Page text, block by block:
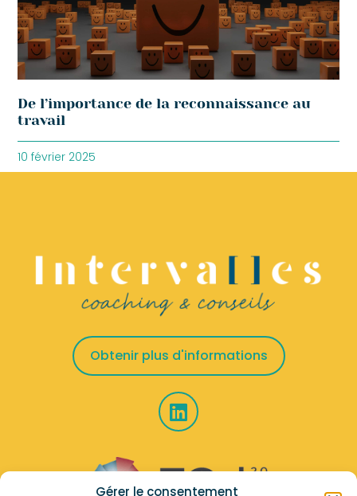
Gérer le consentement
De l’importance de la reconnaissance au
travail
10 février 2025
Obtenir plus d'informations